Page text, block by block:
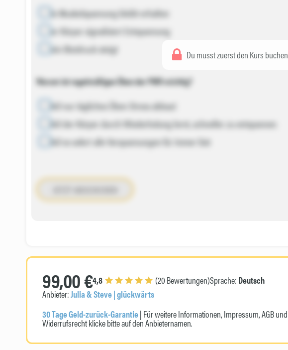
Du musst zuerst den Kurs buchen
Die Muskelspannung bleibt erhalten
Der Körper signalisiert Entspannung
Dein Blutdruck steigt
Warum ist regelmäßiges Üben der PMR wichtig?
Weil nur tägliches Üben Stress abbaut
Weil der Körper durch Wiederholung lernt, schneller zu entspannen
Weil es sofort alle Verspannungen für immer löst
JETZT ABSCHICKEN
99,00 €4,8 (20 Bewertungen)Sprache: Deutsch
Anbieter:Julia & Steve | glückwärts
30 Tage Geld-zurück-Garantie| Für weitere Informationen, Impressum, AGB und
Widerrufsrecht klicke bitte auf den Anbieternamen.